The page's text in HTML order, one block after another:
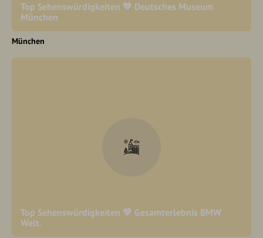
Top Sehenswürdigkeiten 💚 Deutsches Museum
München
München
Top Sehenswürdigkeiten 💚 Gesamterlebnis BMW
Welt.